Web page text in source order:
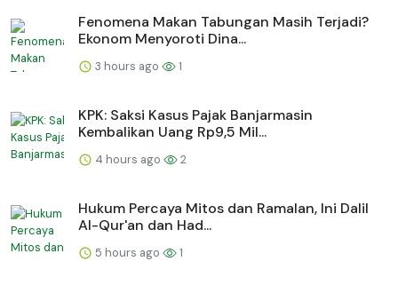
Fenomena Makan Tabungan Masih Terjadi?
Ekonom Menyoroti Dina...
3 hours ago 1
KPK: Saksi Kasus Pajak Banjarmasin
Kembalikan Uang Rp9,5 Mil...
4 hours ago 2
Hukum Percaya Mitos dan Ramalan, Ini Dalil
Al-Qur'an dan Had...
5 hours ago 1